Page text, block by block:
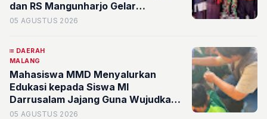
dan RS Mangunharjo Gelar
Pelayanan Kesehatan Gratis
05 AGUSTUS 2026
DAERAH
MALANG
Mahasiswa MMD Menyalurkan
Edukasi kepada Siswa MI
Darrusalam Jajang Guna Wujudkan
Kemandirian Pangan Lewat Program
05 AGUSTUS 2026